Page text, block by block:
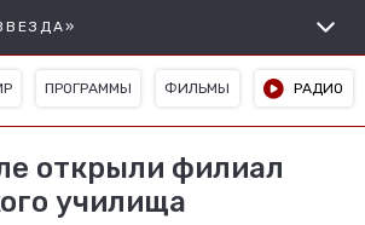
ПРОГРАММЫ ФИЛЬМЫ РАДИО
открыли филиал
училища